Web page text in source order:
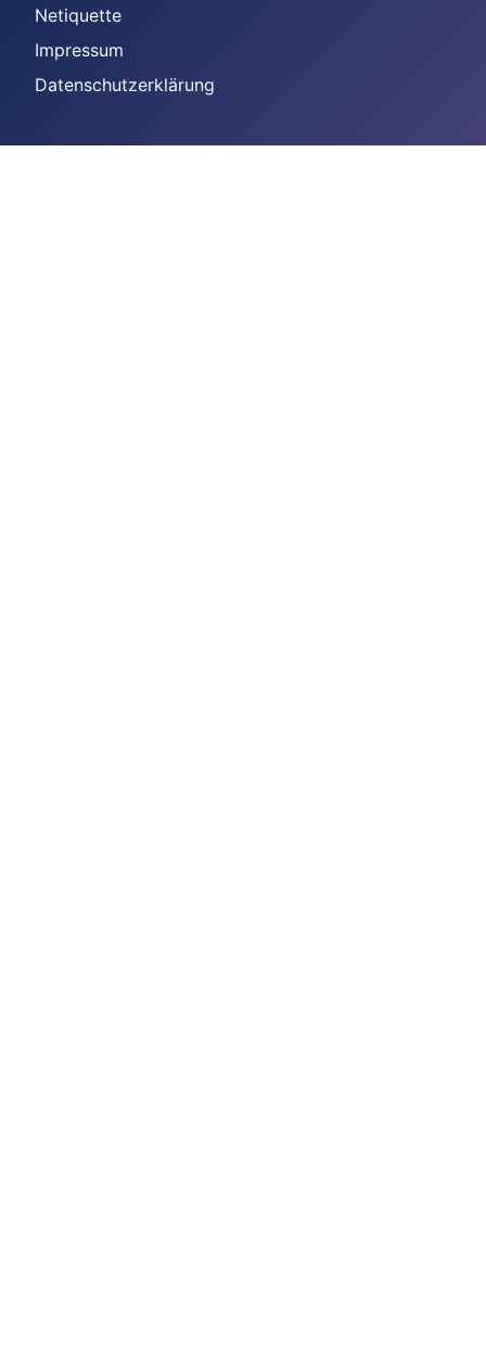
Netiquette
Impressum
Datenschutzerklärung